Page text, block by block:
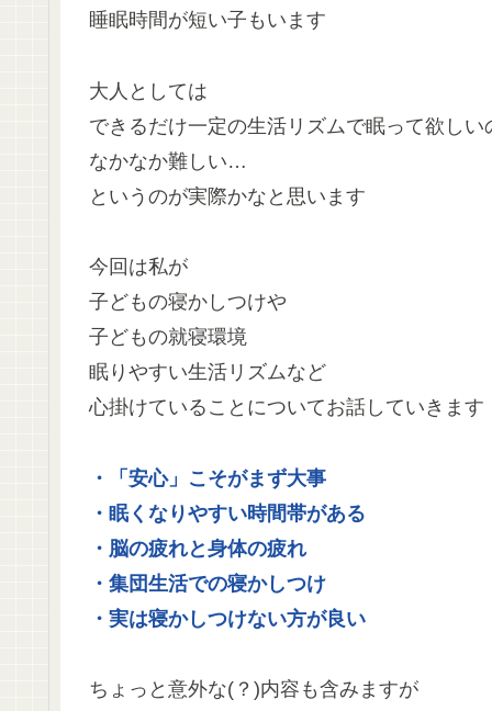
睡眠時間が短い子もいます
大人としては
できるだけ一定の生活リズムで眠って欲しい
なかなか難しい…
というのが実際かなと思います
今回は私が
子どもの寝かしつけや
子どもの就寝環境
眠りやすい生活リズムなど
心掛けていることについてお話していきます
・「安心」こそがまず大事
・眠くなりやすい時間帯がある
・脳の疲れと身体の疲れ
・集団生活での寝かしつけ
・ 実は寝かしつけない方が良い
ちょっと意外な(？)内容も含みますが